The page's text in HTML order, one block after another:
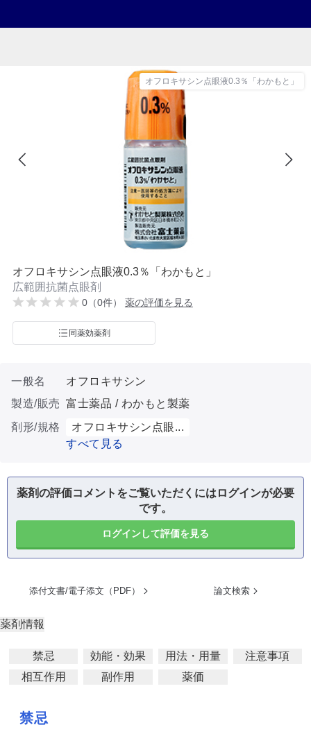
オフロキサシン点眼液0.3％「わかもと」
オフロキサシン点眼液0.3％「わかもと」
広範囲抗菌点眼剤
0（0件） 薬の評価を見る
同薬効薬剤
一般名
オフロキサシン
製造/販売 富士薬品 / わかもと製薬
剤形/規格
オフロキサシン点眼...
すべて見る
薬剤の評価コメントをご覧いただくにはログインが必要
です。
ログインして評価を見る
添付文書/電子添文（PDF） 論文検索
薬剤情報
禁忌 効能・効果 用法・用量
注意事項
相互作用
副作用 薬価
禁忌